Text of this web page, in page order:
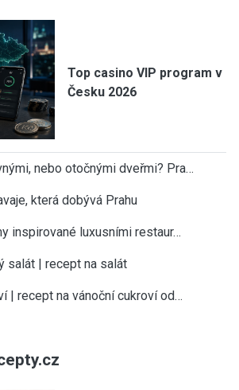
Top casino VIP program v
Česku 2026
nebo otočnými dveřmi? Pra…
která dobývá Prahu
inspirované luxusními restaur…
salát | recept na salát
| recept na vánoční cukroví od…